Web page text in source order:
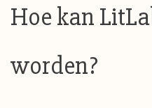
Hoe kan
worden?